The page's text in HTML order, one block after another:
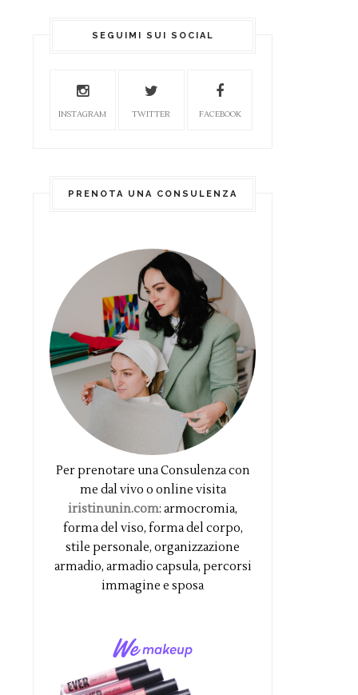
SEGUIMI SUI SOCIAL
INSTAGRAM TWITTER FACEBOOK
PRENOTA UNA CONSULENZA
Per prenotare una Consulenza con
me dal vivo o online visita
iristinunin.com: armocromia,
forma del viso, forma del corpo,
stile personale, organizzazione
armadio, armadio capsula, percorsi
immagine e sposa